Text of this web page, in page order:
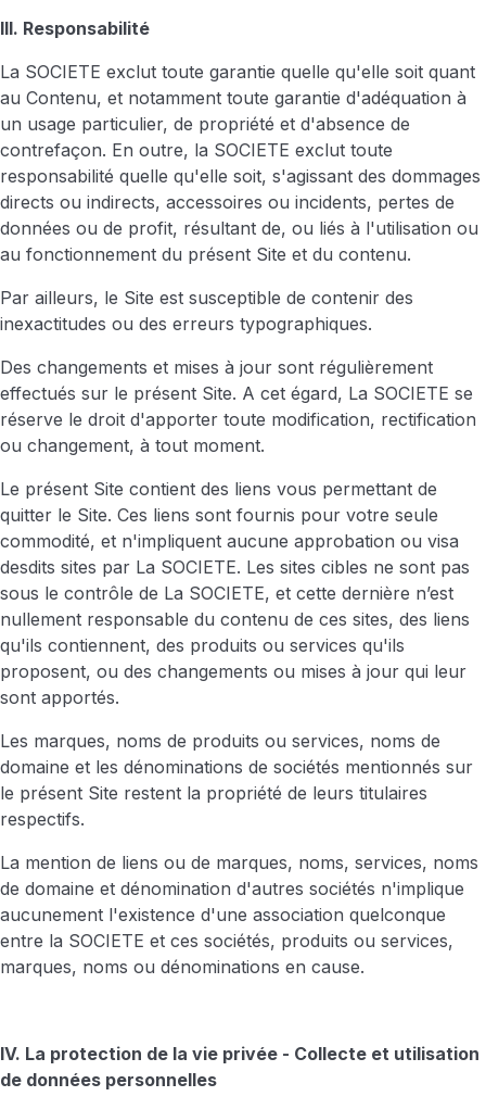
III. Responsabilité
La SOCIETE exclut toute garantie quelle qu'elle soit quant
au Contenu, et notamment toute garantie d'adéquation à
un usage particulier, de propriété et d'absence de
contrefaçon. En outre, la SOCIETE exclut toute
responsabilité quelle qu'elle soit, s'agissant des dommages
directs ou indirects, accessoires ou incidents, pertes de
données ou de profit, résultant de, ou liés à l'utilisation ou
au fonctionnement du présent Site et du contenu.
Par ailleurs, le Site est susceptible de contenir des
inexactitudes ou des erreurs typographiques.
Des changements et mises à jour sont régulièrement
effectués sur le présent Site. A cet égard, La SOCIETE se
réserve le droit d'apporter toute modification, rectification
ou changement, à tout moment.
Le présent Site contient des liens vous permettant de
quitter le Site. Ces liens sont fournis pour votre seule
commodité, et n'impliquent aucune approbation ou visa
desdits sites par La SOCIETE. Les sites cibles ne sont pas
sous le contrôle de La SOCIETE, et cette dernière n’est
nullement responsable du contenu de ces sites, des liens
qu'ils contiennent, des produits ou services qu'ils
proposent, ou des changements ou mises à jour qui leur
sont apportés.
Les marques, noms de produits ou services, noms de
domaine et les dénominations de sociétés mentionnés sur
le présent Site restent la propriété de leurs titulaires
respectifs.
La mention de liens ou de marques, noms, services, noms
de domaine et dénomination d'autres sociétés n'implique
aucunement l'existence d'une association quelconque
entre la SOCIETE et ces sociétés, produits ou services,
marques, noms ou dénominations en cause.
IV. La protection de la vie privée - Collecte et utilisation
de données personnelles